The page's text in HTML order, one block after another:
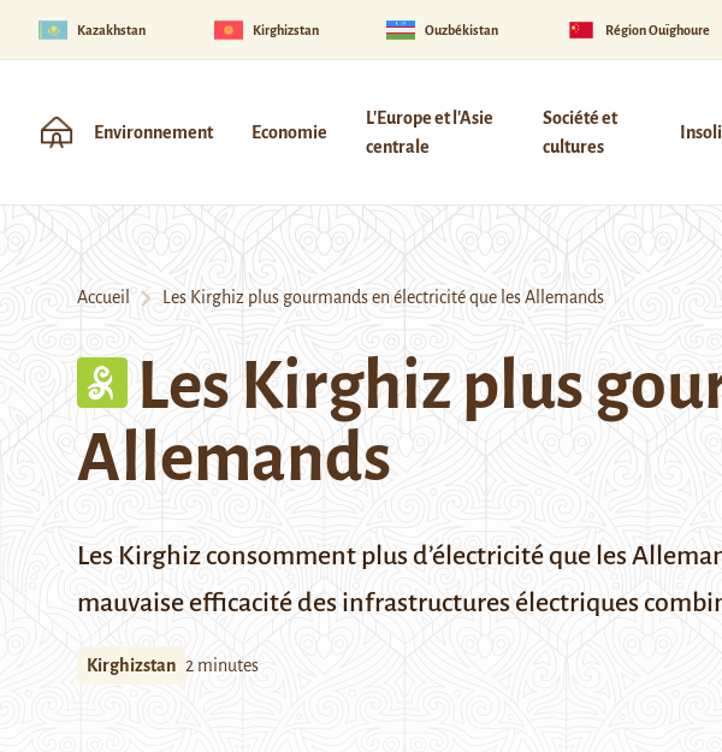
Kazakhstan Kirghizstan Ouzbékistan Région Ouïghoure
Environnement Economie
L'Europe et l'Asie
centrale
Société et
cultures
Accueil Les Kirghiz plus gourmands en électricité que les Allemands
Les Kirghiz plus
Allemands
Les Kirghiz consomment plus d’électricité que les
mauvaise efficacité des infrastructures électriques
Kirghizstan 2 minutes